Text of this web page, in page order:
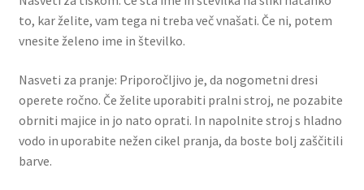
to, kar želite, vam tega ni treba več vnašati. Če ni, potem
vnesite želeno ime in številko.
Nasveti za pranje: Priporočljivo je, da nogometni dresi
operete ročno. Če želite uporabiti pralni stroj, ne pozabite
obrniti majice in jo nato oprati. In napolnite stroj s hladno
vodo in uporabite nežen cikel pranja, da boste bolj zaščitili
barve.